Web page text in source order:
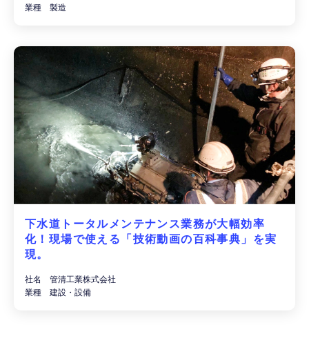
業種 製造
下水道トータルメンテナンス業務が大幅効率
化！現場で使える「技術動画の百科事典」を実
現。
社名 管清工業株式会社
業種 建設・設備